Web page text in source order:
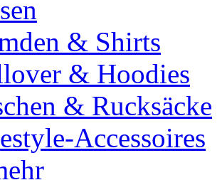
& Shirts
& Hoodies
& Rucksäcke
Accessoires